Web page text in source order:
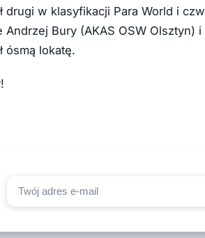
drugi w klasyfikacji Para World i
Bury (AKAS OSW Olsztyn)
ósmą lokatę.